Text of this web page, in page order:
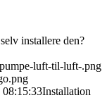
installere den?
luft-til-luft-.png
08:15:33Installation